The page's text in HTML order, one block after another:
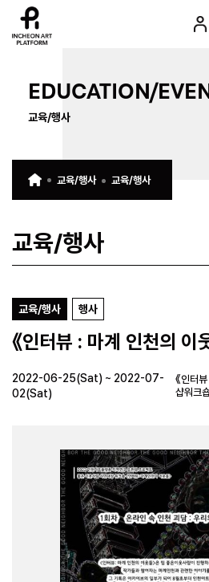
EDUCATION/
교육/행사
교육/행사 교육/행사
교육/행사
교육/행사 행사
《인터뷰 : 마계 인천의 이
2022-06-25(Sat) ~ 2022-07-
02(Sat)
《인터
샵워크